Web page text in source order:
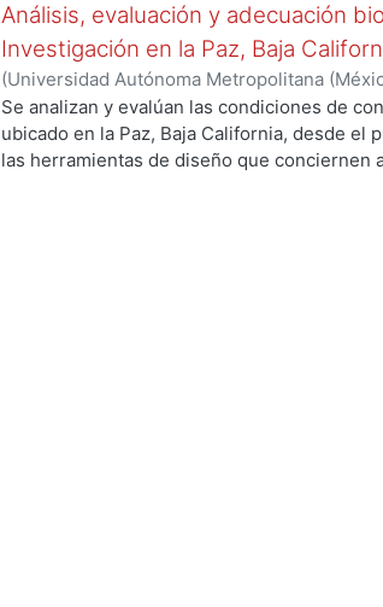
Análisis, evaluación y adecuación
Investigación en la Paz, Baja
(Universidad Autónoma Metropolitana
de Servicios de Información.,1999-12 )
Se analizan y evalúan las condiciones de
ubicado en la Paz, Baja California, desde el
las herramientas de diseño que